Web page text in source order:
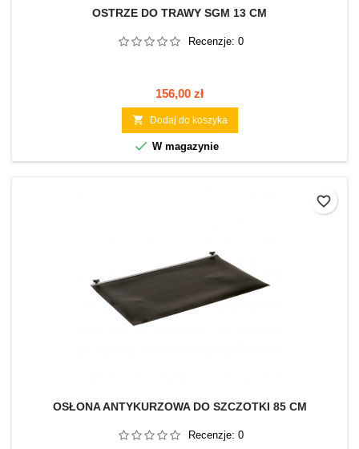
OSTRZE DO TRAWY SGM 13 CM
Recenzje: 0
Cena
156,00 zł
 Dodaj do koszyka
 W magazynie
OSŁONA ANTYKURZOWA DO SZCZOTKI 85 CM
Recenzje: 0
favorite_border